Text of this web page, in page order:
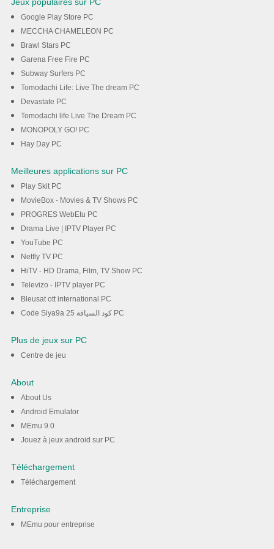
Jeux populaires sur PC
Google Play Store PC
MECCHA CHAMELEON PC
Brawl Stars PC
Garena Free Fire PC
Subway Surfers PC
Tomodachi Life: Live The dream PC
Devastate PC
Tomodachi life Live The Dream PC
MONOPOLY GO! PC
Hay Day PC
Meilleures applications sur PC
Play Skit PC
MovieBox - Movies & TV Shows PC
PROGRES WebEtu PC
Drama Live | IPTV Player PC
YouTube PC
Netfly TV PC
HiTV - HD Drama, Film, TV Show PC
Televizo - IPTV player PC
Bleusat ott international PC
Code Siya9a 25 كود السياقة PC
Plus de jeux sur PC
Centre de jeu
About
About Us
Android Emulator
MEmu 9.0
Jouez à jeux android sur PC
Téléchargement
Téléchargement
Entreprise
MEmu pour entreprise